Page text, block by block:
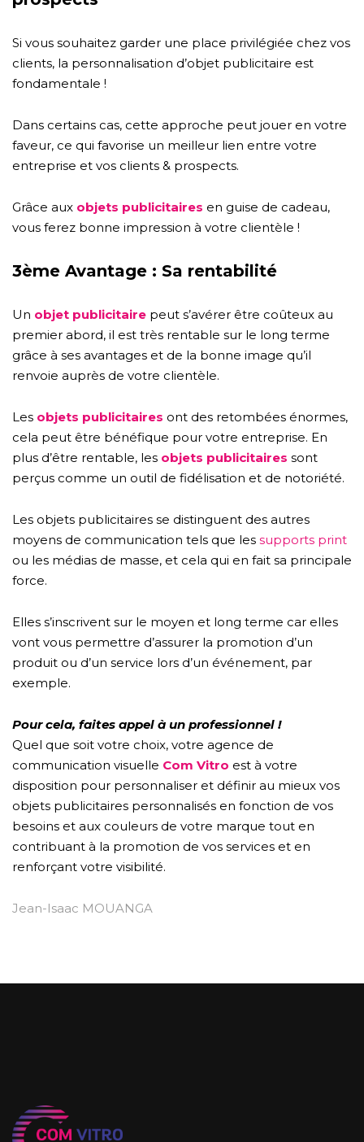
Si vous souhaitez garder une place privilégiée chez vos
clients, la personnalisation d’objet publicitaire est
fondamentale !
Dans certains cas, cette approche peut jouer en votre
faveur, ce qui favorise un meilleur lien entre votre
entreprise et vos clients & prospects.
Grâce aux objets publicitaires en guise de cadeau,
vous ferez bonne impression à votre clientèle !
3ème Avantage : Sa rentabilité
Un objet publicitaire peut s’avérer être coûteux au
premier abord, il est très rentable sur le long terme
grâce à ses avantages et de la bonne image qu’il
renvoie auprès de votre clientèle.
Les objets publicitaires ont des retombées énormes,
cela peut être bénéfique pour votre entreprise. En
plus d’être rentable, les objets publicitaires sont
perçus comme un outil de fidélisation et de notoriété.
Les objets publicitaires se distinguent des autres
moyens de communication tels que les supports print
ou les médias de masse, et cela qui en fait sa principale
force.
Elles s’inscrivent sur le moyen et long terme car elles
vont vous permettre d’assurer la promotion d’un
produit ou d’un service lors d’un événement, par
exemple.
Pour cela, faites appel à un professionnel !
Quel que soit votre choix, votre agence de
communication visuelle Com Vitro est à votre
disposition pour personnaliser et définir au mieux vos
objets publicitaires personnalisés en fonction de vos
besoins et aux couleurs de votre marque tout en
contribuant à la promotion de vos services et en
renforçant votre visibilité.
Jean-Isaac MOUANGA